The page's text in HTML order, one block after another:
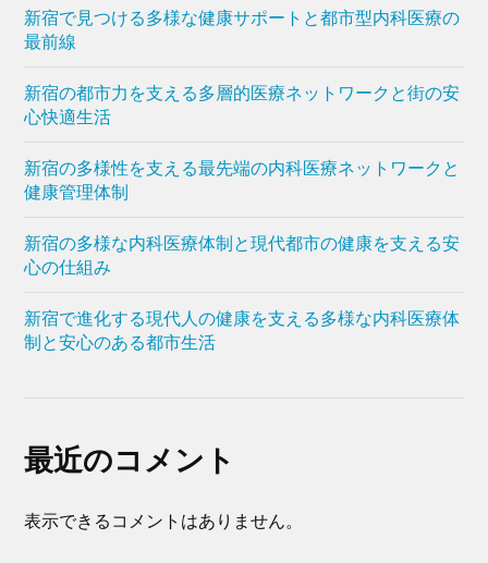
新宿で見つける多様な健康サポートと都市型内科医療の
最前線
新宿の都市力を支える多層的医療ネットワークと街の安
心快適生活
新宿の多様性を支える最先端の内科医療ネットワークと
健康管理体制
新宿の多様な内科医療体制と現代都市の健康を支える安
心の仕組み
新宿で進化する現代人の健康を支える多様な内科医療体
制と安心のある都市生活
最近のコメント
表示できるコメントはありません。